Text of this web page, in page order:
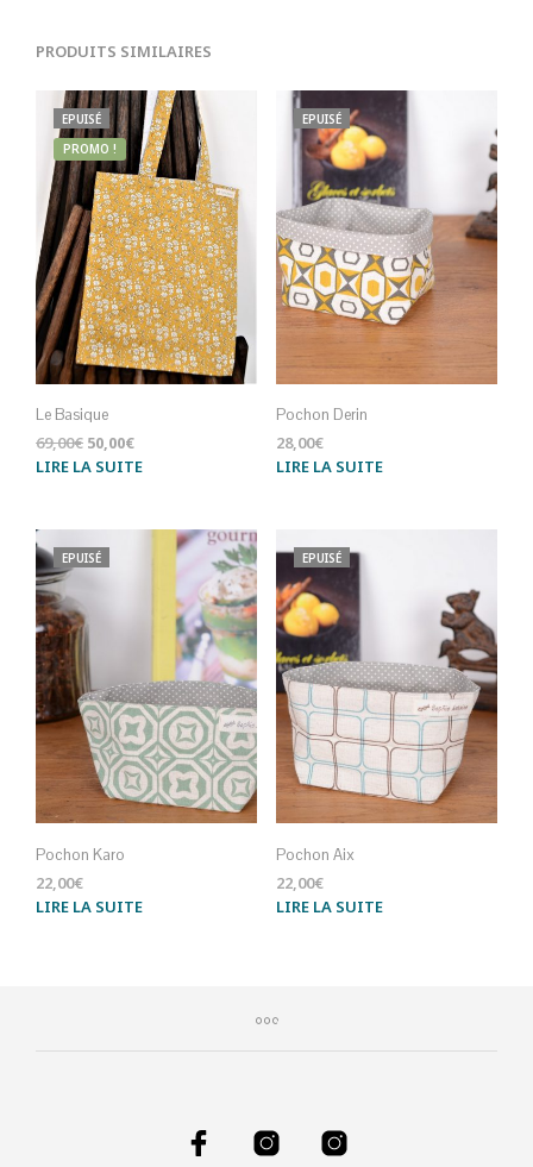
PRODUITS SIMILAIRES
EPUISÉ
PROMO !
Le Basique
69,00€ Le
prix
69,00€.
50,00€Le
prix
50,00€.
LIRE LA SUITE
EPUISÉ
Pochon Derin
28,00€
LIRE LA SUITE
EPUISÉ
Pochon Karo
22,00€
LIRE LA SUITE
EPUISÉ
Pochon Aix
22,00€
LIRE LA SUITE